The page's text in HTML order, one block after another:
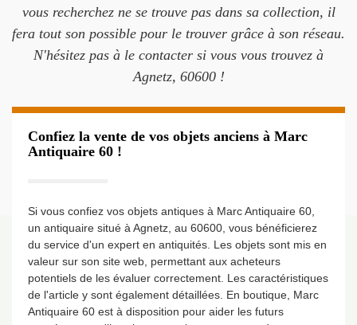
vous recherchez ne se trouve pas dans sa collection, il
fera tout son possible pour le trouver grâce à son réseau.
N'hésitez pas à le contacter si vous vous trouvez à
Agnetz, 60600 !
Confiez la vente de vos objets anciens à Marc
Antiquaire 60 !
Si vous confiez vos objets antiques à Marc Antiquaire 60,
un antiquaire situé à Agnetz, au 60600, vous bénéficierez
du service d'un expert en antiquités. Les objets sont mis en
valeur sur son site web, permettant aux acheteurs
potentiels de les évaluer correctement. Les caractéristiques
de l'article y sont également détaillées. En boutique, Marc
Antiquaire 60 est à disposition pour aider les futurs